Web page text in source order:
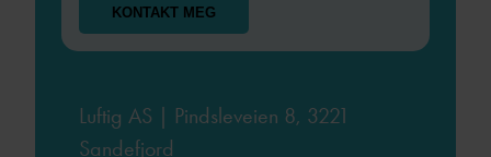
Luftig AS | Pindsleveien 8, 3221
Sandefjord